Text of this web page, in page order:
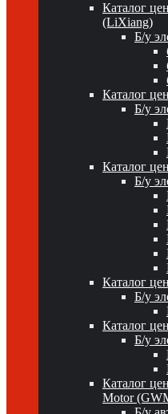
Каталог
(LiXiang)
Б/у
Каталог
Б/у
Каталог
Б/у
Каталог
Б/у
Каталог
Б/у
Каталог
Motor